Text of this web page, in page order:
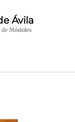
Ávila
Móstoles